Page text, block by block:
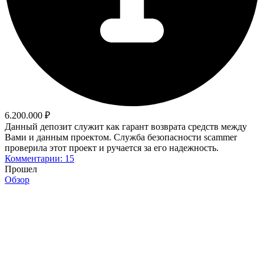
6.200.000 ₽
Данный депозит служит как гарант возврата средств между
Вами и данным проектом. Служба безопасности scammer
проверила этот проект и ручается за его надежность.
Комментарии: 15
Прошел
Обзор